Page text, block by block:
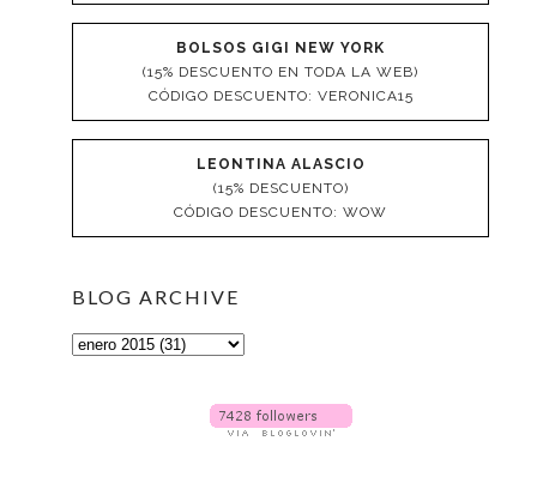
BOLSOS GIGI NEW YORK
(15% DESCUENTO EN TODA LA WEB)
CÓDIGO DESCUENTO: VERONICA15
LEONTINA ALASCIO
(15% DESCUENTO)
CÓDIGO DESCUENTO: WOW
BLOG ARCHIVE